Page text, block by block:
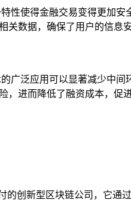
性使得金融交易变得更加安
数据，确保了用户的信息安
广泛应用可以显著减少中间
，进而降低了融资成本，促
的创新型区块链公司，它通